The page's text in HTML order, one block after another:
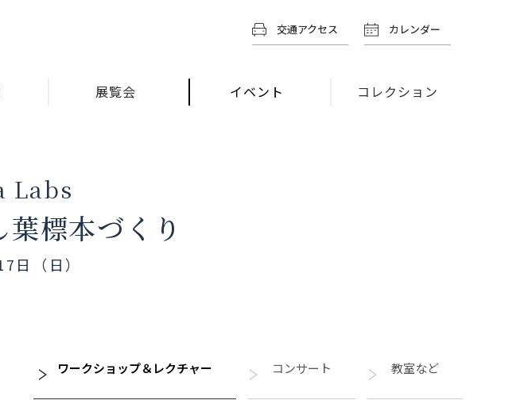
交通アクセス カレンダー
展覧会 イベント コレクション
Labs
標本づくり
日（日）
ワークショップ＆レクチャー コンサート 教室など